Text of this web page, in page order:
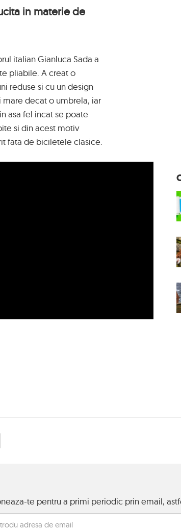
in materie de
italian Gianluca Sada a
pliabile. A creat o
reduse si cu un design
decat o umbrela, iar
asa fel incat se poate
si din acest motiv
fata de biciletele clasice.
te pentru a primi periodic prin email,